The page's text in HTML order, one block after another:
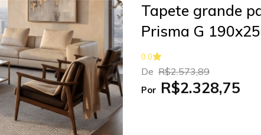
15% OFF no 2º ou +
Tapete grande
Prisma G
0.0
De R$2.573,89
Por R$2.328,75